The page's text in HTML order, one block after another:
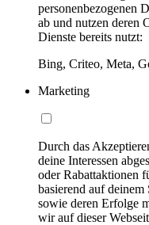
personenbezogenen
ab und nutzen deren
Dienste bereits nutzt:
Bing, Criteo, Meta,
Marketing
Durch das
deine Interessen
oder Rabattaktionen
basierend auf
sowie deren Erfolge
wir auf dieser